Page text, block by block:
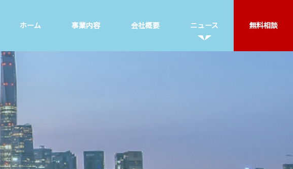
ホーム 事業内容 会社概要 ニュース 無料相談